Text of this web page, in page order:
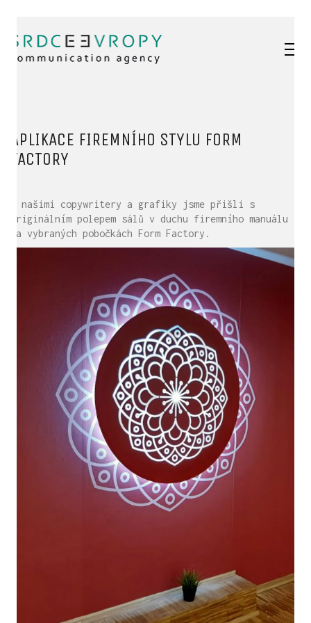
APLIKACE FIREMNÍHO STYLU FORM
FACTORY
S našimi copywritery a grafiky jsme přišli s
originálním polepem sálů v duchu firemního manuálu
na vybraných pobočkách Form Factory.